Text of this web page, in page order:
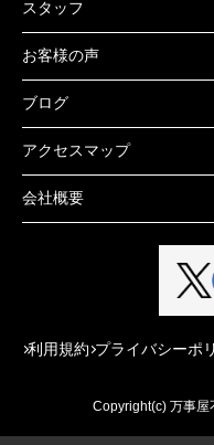
スタッフ
お客様の声
ブログ
アクセスマップ
会社概要
利用規約 プライバシーポ
Copyright(c) 万事